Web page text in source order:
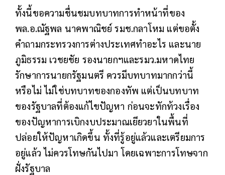
ทั้งนี้ขอความชื่นชมบทบาทการทำหน้าที่ของ
พล.อ.ณัฐพล นาคพาณิชย์ รมช.กลาโหม แต่ขอตั้ง
คำถามกระทรวงการต่างประเทศทำอะไร และนาย
ภูมิธรรม เวชยชัย รองนายกฯและรมว.มหาดไทย
รักษาการนายกรัฐมนตรี ควรมีบทบาทมากกว่านี้
หรือไม่ ไม่ใช่บทบาทของกองทัพ แต่เป็นบทบาท
ของรัฐบาลที่ต้องแก้ไขปัญหา ก่อนจะทักท้วงเรื่อง
ของปัญหาการเบิกงบประมาณเยียวยาในพื้นที่
ปล่อยให้ปัญหาเกิดขึ้น ทั้งที่รู้อยู่แล้วและเตรียมการ
อยู่แล้ว ไม่ควรโทษกันไปมา โดยเฉพาะการโทษจาก
ฝั่งรัฐบาล